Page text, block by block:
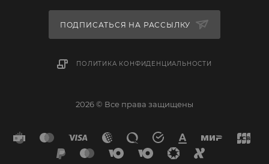
ПОДПИСАТЬСЯ НА РАССЫЛКУ
ПОЛИТИКА КОНФИДЕНЦИАЛЬНОСТИ
2026 © Все права защищены